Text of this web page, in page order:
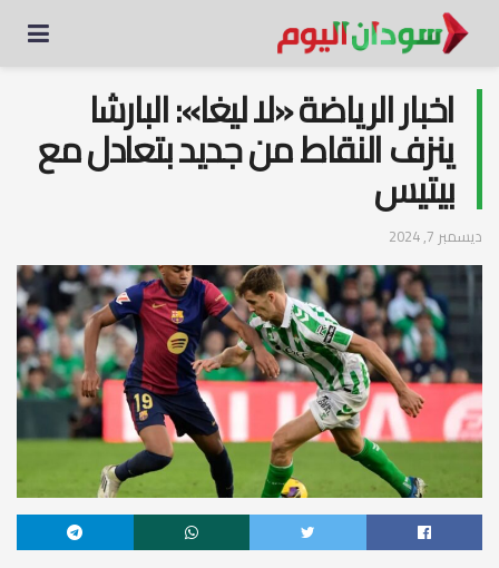
اخبار الرياضة «لا ليغا»: البارشا
ينزف النقاط من جديد بتعادل مع
بيتيس
ديسمبر 7, 2024